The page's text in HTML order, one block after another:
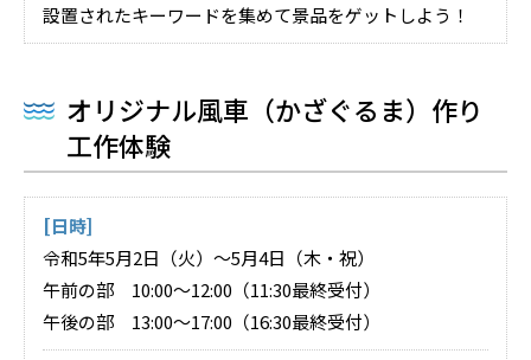
設置されたキーワードを集めて景品をゲットしよう！
オリジナル風車（かざぐるま）作り
工作体験
[日時]
令和5年5月2日（火）～5月4日（木・祝）
午前の部 10:00～12:00（11:30最終受付）
午後の部 13:00～17:00（16:30最終受付）